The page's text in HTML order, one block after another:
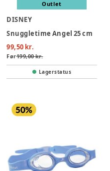
Outlet
DISNEY
Snuggletime Angel 25 cm
99,50 kr.
Før199,00 kr.
Lagerstatus